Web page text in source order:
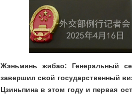
Жэньминь жибао: Генеральный
завершил свой государственный
Цзиньпина в этом году и первая